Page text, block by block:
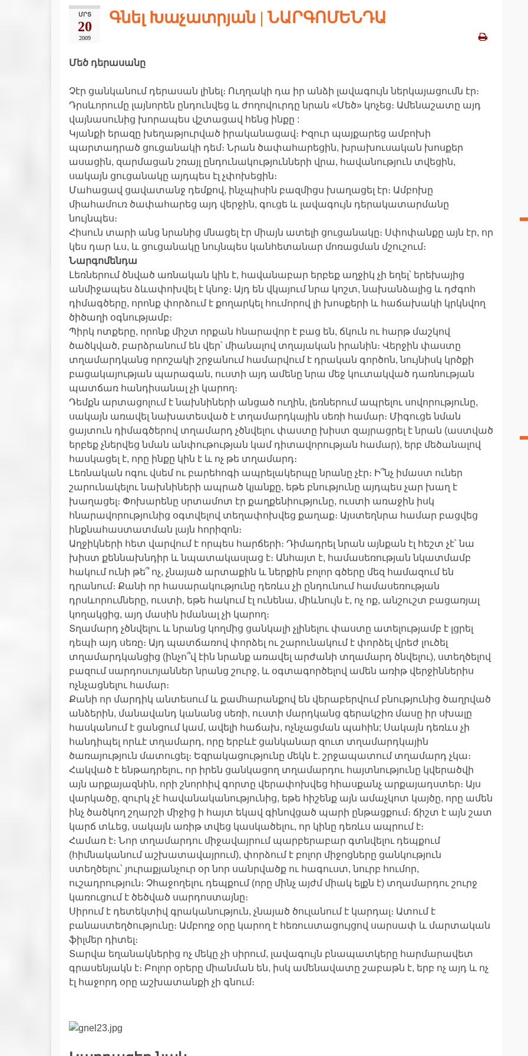
ՄՐՏ
20
2009
Գնել Խաչատրյան | ՆԱՐԳՈՄԵՆԴԱ
Մեծ դերասանը
Չէր ցանկանում դերասան լինել։ Ուղղակի դա իր անձի լավագույն ներկայացումն էր։
Դրսևորումը լայնորեն ընդունվեց և ժողովուրդը նրան «Մեծ» կոչեց։ Ամենաշատը այդ
վայնասունից խորապես վշտացավ հենց ինքը :
Կյանքի երազը խեղաթյուրված իրականացավ։ Իզուր պայքարեց ամբոխի
պարտադրած ցուցանակի դեմ։ Նրան ծափահարեցին, խրախուսական խոսքեր
ասացին, զարմացան շռայլ ընդունակությունների վրա, հավանություն տվեցին,
սակայն ցուցանակը այդպես էլ չփոխեցին։
Մահացավ ցավատանջ դեմքով, ինչպիսին բազմիցս խաղացել էր։ Ամբոխը
միահամուռ ծափահարեց այդ վերջին, գուցե և լավագույն դերակատարմանը
նույնպես։
Հիսուն տարի անց նրանից մնացել էր միայն ատելի ցուցանակը։ Սփոփանքը այն էր, որ
կես դար ևս, և ցուցանակը նույնպես կանհետանար մոռացման մշուշում։
Նարգոմենդա
Լեռներում ծնված առնական կին է, հավանաբար երբեք աղջիկ չի եղել՝ երեխայից
անմիջապես ձևափոխվել է կնոջ։ Այդ են վկայում նրա կոշտ, նախանձալից և դժգոհ
դիմագծերը, որոնք փորձում է քողարկել հումորով լի խոսքերի և հաճախակի կրկնվող
ծիծաղի օգնությամբ։
Պիրկ ոտքերը, որոնք միշտ որքան հնարավոր է բաց են, ճկուն ու հարթ մաշկով
ծածկված, բարձրանում են վեր՝ միանալով տղայական իրանին։ Վերջին փաստը
տղամարդկանց որոշակի շրջանում համարվում է դրական գործոն, նույնիսկ կրծքի
բացակայության պարագան, ուստի այդ ամենը նրա մեջ կուտակված դառնության
պատճառ հանդիսանալ չի կարող։
Դեմքն արտացոլում է նախնիների անցած ուղին, լեռներում ապրելու սովորությունը,
սակայն առավել նախատեսված է տղամարդկային սեռի համար։ Միգուցե նման
ցայտուն դիմագծերով տղամարդ չծնվելու փաստը խիստ զայրացրել է նրան (աստված
երբեք չներվեց նման անփութության կամ դիտավորության համար), երբ մեծանալով
հասկացել է, որը ինքը կին է և ոչ թե տղամարդ։
Լեռնական ոգու վսեմ ու բարեհոգի ապրելակերպը նրանը չէր։ Ի՞նչ իմաստ ուներ
շարունակելու նախնիների ապրած կյանքը, եթե բնությունը այդպես չար խաղ է
խաղացել։ Փոխարենը սրտամոտ էր քաղքենիությունը, ուստի առաջին իսկ
հնարավորությունից օգտվելով տեղափոխվեց քաղաք։ Այստեղնրա համար բացվեց
ինքնահաստատման լայն հորիզոն։
Աղջիկների հետ վարվում է որպես հարճերի։ Դիմադրել նրան այնքան էլ հեշտ չէ՝ նա
խիստ քեննախնդիր և նպատակասլաց է։ Անհայտ է, համասեռության նկատմամբ
հակում ունի թե՞ ոչ, չնայած արտաքին և ներքին բոլոր գծերը մեզ համազում են
դրանում։ Քանի որ հասարակությունը դեռևս չի ընդունում համասեռության
դրսևորումները, ուստի, եթե հակում էլ ունենա, միևնույն է, ոչ ոք, անշուշտ բացառյալ
կողակցից, այդ մասին իմանալ չի կարող։
Տղամարդ չծնվելու և նրանց կողմից ցանկալի չլինելու փաստը ատելությամբ է լցրել
դեպի այդ սեռը։ Այդ պատճառով փորձել ու շարունակում է փորձել վրեժ լուծել
տղամարդկանցից (ինչո՞վ էին նրանք առավել արժանի տղամարդ ծնվելու), ստեղծելով
բազում սարդոսւոյաններ նրանց շուրջ, և օգտագործելով ամեն առիթ վերջիններիս
ոչնչացնելու համար։
Քանի որ մարդիկ անտեսում և քամհարանքով են վերաբերվում բնությունից ծաղրված
անձերին, մանավանդ կանանց սեռի, ուստի մարդկանց գերակշիռ մասը իր սխալը
հասկանում է ցանցում կամ, ավելի հաճախ, ոչնչացման պահին; Սակայն դեռևս չի
հանդիպել որևէ տղամարդ, որը երբևէ ցանկանար զուտ տղամարդկային
ծառայություն մատուցել։ Եզրակացությունը մեկն է. շրջապատում տղամարդ չկա։
Հակված է ենթադրելու, որ իրեն ցանկացող տղամարդու հայտնությունը կվերածվի
այն արքայազնին, որի շնորհիվ գորտը վերափոխվեց հիասքանչ արքայադստեր։ Այս
վարկածը, զուրկ չէ հավանականությունից, եթե հիշենք այն ամաչկոտ կայծը, որը ամեն
ինչ ծածկող շղարշի միջից ի հայտ եկավ գինովցած պարի ընթացքում։ ճիշտ է այն շատ
կարճ տևեց, սակայն առիթ տվեց կասկածելու, որ կինը դեռևս ապրում է։
Համառ է։ Նոր տղամարդու միջավայրում պարբերաբար գտնվելու դեպքում
(հիմնականում աշխատավայրում), փորձում է բոլոր միջոցները ցանկություն
ստեղծելու՝ յուրաքյանչուր օր նոր սանրվածք ու հագուստ, նուրբ հումոր,
ուշադրություն։ Չհաջողելու դեպքում (որը մինչ այժմ միակ ելքն է) տղամարդու շուրջ
կառուցում է ծեծված սարդոստայնը։
Սիրում է դետեկտիվ գրականություն, չնայած ծուլանում է կարդալ։ Ատում է
բանաստեղծությունը։ Ամբողջ օրը կարող է հեռուստացույցով սարսափ և մարտական
ֆիլմեր դիտել։
Տարվա եղանակներից ոչ մեկը չի սիրում, լավագույն բնապատկերը հարմարավետ
գրասենյակն է։ Բոլոր օրերը միանման են, իսկ ամենավատը շաբաթն է, երբ ոչ այդ և ոչ
էլ հաջորդ օրը աշխատանքի չի գնում։